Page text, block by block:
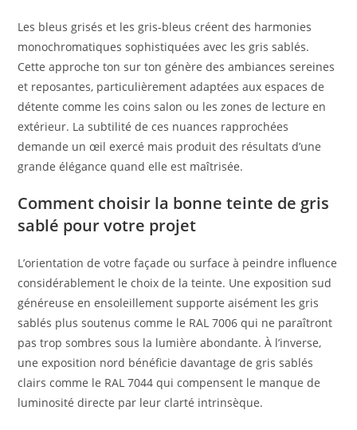
Les bleus grisés et les gris-bleus créent des harmonies
monochromatiques sophistiquées avec les gris sablés.
Cette approche ton sur ton génère des ambiances sereines
et reposantes, particulièrement adaptées aux espaces de
détente comme les coins salon ou les zones de lecture en
extérieur. La subtilité de ces nuances rapprochées
demande un œil exercé mais produit des résultats d’une
grande élégance quand elle est maîtrisée.
Comment choisir la bonne teinte de gris
sablé pour votre projet
L’orientation de votre façade ou surface à peindre influence
considérablement le choix de la teinte. Une exposition sud
généreuse en ensoleillement supporte aisément les gris
sablés plus soutenus comme le RAL 7006 qui ne paraîtront
pas trop sombres sous la lumière abondante. À l’inverse,
une exposition nord bénéficie davantage de gris sablés
clairs comme le RAL 7044 qui compensent le manque de
luminosité directe par leur clarté intrinsèque.